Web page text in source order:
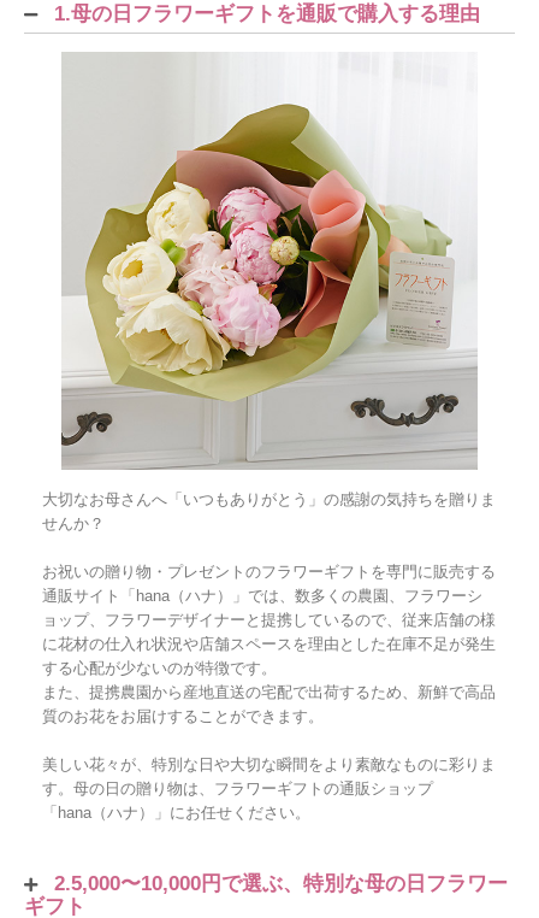
1.母の日フラワーギフトを通販で購入する理由
大切なお母さんへ「いつもありがとう」の感謝の気持ちを贈りま
せんか？
お祝いの贈り物・プレゼントのフラワーギフトを専門に販売する
通販サイト「hana（ハナ）」では、数多くの農園、フラワーシ
ョップ、フラワーデザイナーと提携しているので、従来店舗の様
に花材の仕入れ状況や店舗スペースを理由とした在庫不足が発生
する心配が少ないのが特徴です。
また、提携農園から産地直送の宅配で出荷するため、新鮮で高品
質のお花をお届けすることができます。
美しい花々が、特別な日や大切な瞬間をより素敵なものに彩りま
す。母の日の贈り物は、フラワーギフトの通販ショップ
「hana（ハナ）」にお任せください。
2.5,000〜10,000円で選ぶ、特別な母の日フラワー
ギフト